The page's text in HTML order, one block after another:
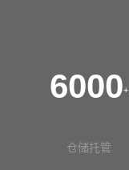
6000+
仓储托管